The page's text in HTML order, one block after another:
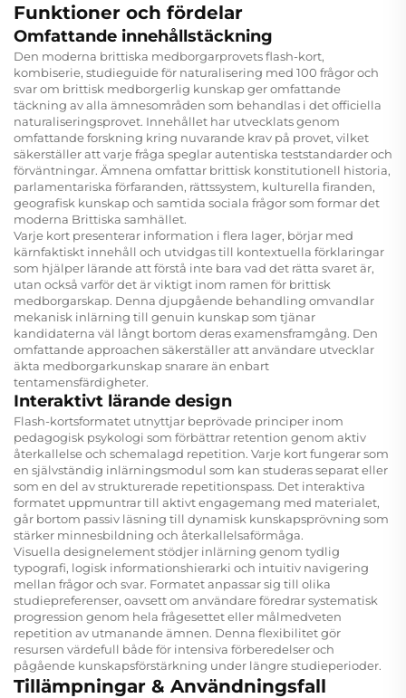
Funktioner och fördelar
Omfattande innehållstäckning
Den moderna brittiska medborgarprovets flash-kort,
kombiserie, studieguide för naturalisering med 100 frågor och
svar om brittisk medborgerlig kunskap ger omfattande
täckning av alla ämnesområden som behandlas i det officiella
naturaliseringsprovet. Innehållet har utvecklats genom
omfattande forskning kring nuvarande krav på provet, vilket
säkerställer att varje fråga speglar autentiska teststandarder och
förväntningar. Ämnena omfattar brittisk konstitutionell historia,
parlamentariska förfaranden, rättssystem, kulturella firanden,
geografisk kunskap och samtida sociala frågor som formar det
moderna Brittiska samhället.
Varje kort presenterar information i flera lager, börjar med
kärnfaktiskt innehåll och utvidgas till kontextuella förklaringar
som hjälper lärande att förstå inte bara vad det rätta svaret är,
utan också varför det är viktigt inom ramen för brittisk
medborgarskap. Denna djupgående behandling omvandlar
mekanisk inlärning till genuin kunskap som tjänar
kandidaterna väl långt bortom deras examensframgång. Den
omfattande approachen säkerställer att användare utvecklar
äkta medborgarkunskap snarare än enbart
tentamensfärdigheter.
Interaktivt lärande design
Flash-kortsformatet utnyttjar beprövade principer inom
pedagogisk psykologi som förbättrar retention genom aktiv
återkallelse och schemalagd repetition. Varje kort fungerar som
en självständig inlärningsmodul som kan studeras separat eller
som en del av strukturerade repetitionspass. Det interaktiva
formatet uppmuntrar till aktivt engagemang med materialet,
går bortom passiv läsning till dynamisk kunskapsprövning som
stärker minnesbildning och återkallelsaförmåga.
Visuella designelement stödjer inlärning genom tydlig
typografi, logisk informationshierarki och intuitiv navigering
mellan frågor och svar. Formatet anpassar sig till olika
studiepreferenser, oavsett om användare föredrar systematisk
progression genom hela frågesettet eller målmedveten
repetition av utmanande ämnen. Denna flexibilitet gör
resursen värdefull både för intensiva förberedelser och
pågående kunskapsförstärkning under längre studieperioder.
Tillämpningar & Användningsfall